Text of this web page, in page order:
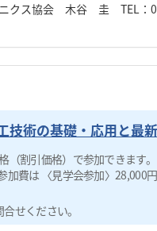
ニクス協会 木谷 圭 TEL
術の基礎・応用と最新
割引価格）で参加できます。
加費は 〈見学会参加〉28,000
せください。